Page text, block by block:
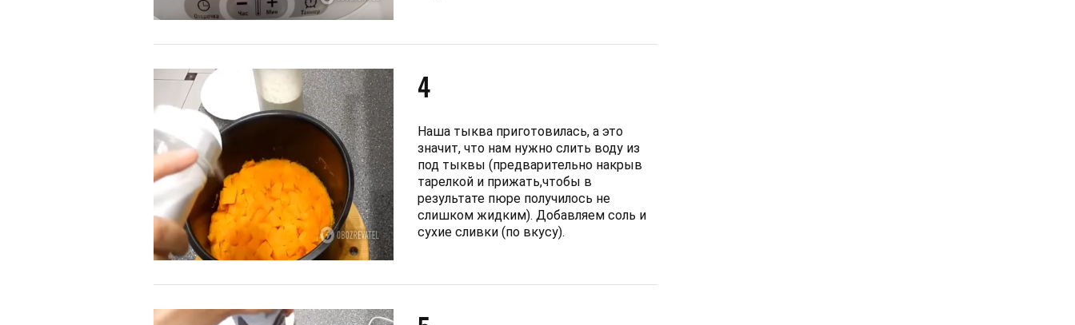
4
Наша тыква приготовилась, а это
значит, что нам нужно слить воду из
под тыквы (предварительно накрыв
тарелкой и прижать,чтобы в
результате пюре получилось не
слишком жидким). Добавляем соль и
сухие сливки (по вкусу).